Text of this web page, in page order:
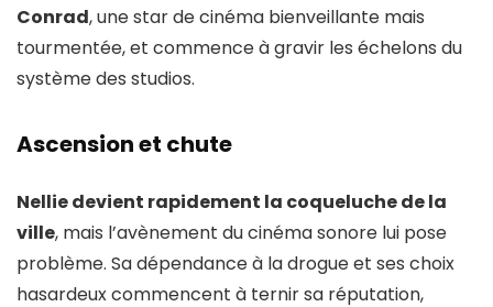
Conrad, une star de cinéma bienveillante mais
tourmentée, et commence à gravir les échelons du
système des studios.
Ascension et chute
Nellie devient rapidement la coqueluche de la
ville, mais l’avènement du cinéma sonore lui pose
problème. Sa dépendance à la drogue et ses choix
hasardeux commencent à ternir sa réputation,